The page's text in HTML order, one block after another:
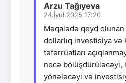
Arzu Tağıyeva
24.İyul.2025 17:20
Məqalədə qeyd
dollarlıq investisiya və
təfərrüatları
necə bölüşdürüləcəyi,
yönələcəyi və